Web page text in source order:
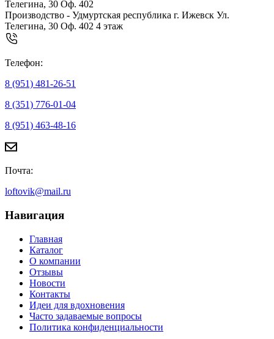
Телегина, 30 Оф. 402
Производство - Удмуртская республика г. Ижевск Ул.
Телегина, 30 Оф. 402 4 этаж
Телефон:
8 (951) 481-26-51
8 (351) 776-01-04
8 (951) 463-48-16
Почта:
loftovik@mail.ru
Навигация
Главная
Каталог
О компании
Отзывы
Новости
Контакты
Идеи для вдохновения
Часто задаваемые вопросы
Политика конфиденциальности